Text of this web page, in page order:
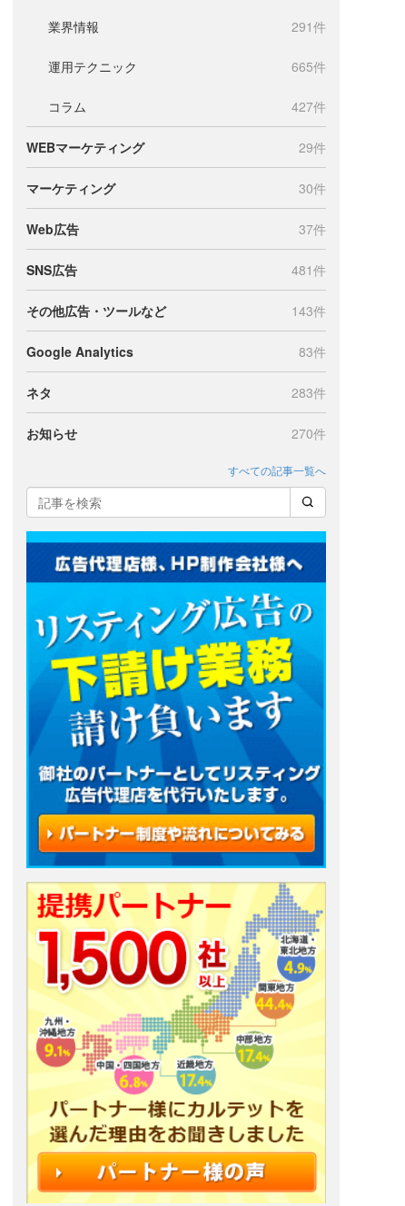
業界情報 291件
運用テクニック 665件
コラム 427件
WEBマーケティング 29件
マーケティング 30件
Web広告 37件
SNS広告 481件
その他広告・ツールなど 143件
Google Analytics 83件
ネタ 283件
お知らせ 270件
すべての記事一覧へ